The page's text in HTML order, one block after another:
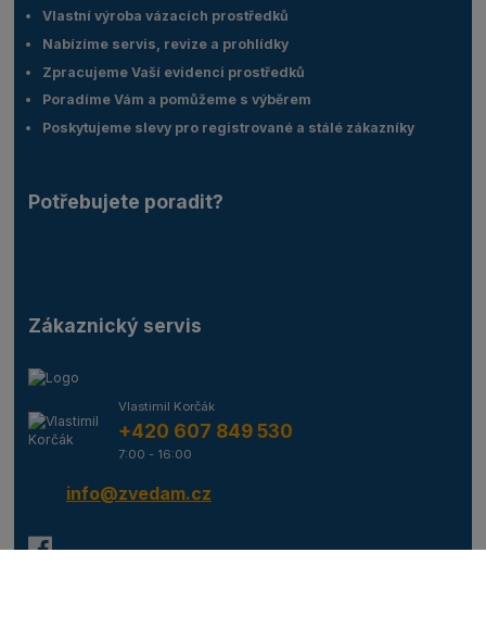
Vlastní výroba vázacích prostředků
Nabízíme servis, revize a prohlídky
Zpracujeme Vaší evidenci prostředků
Poradíme Vám a pomůžeme s výběrem
Poskytujeme slevy pro registrované a stálé zákazníky
Potřebujete poradit?
Zákaznický servis
Vlastimil Korčák
+420 607 849 530
7:00 - 16:00
info@zvedam.cz